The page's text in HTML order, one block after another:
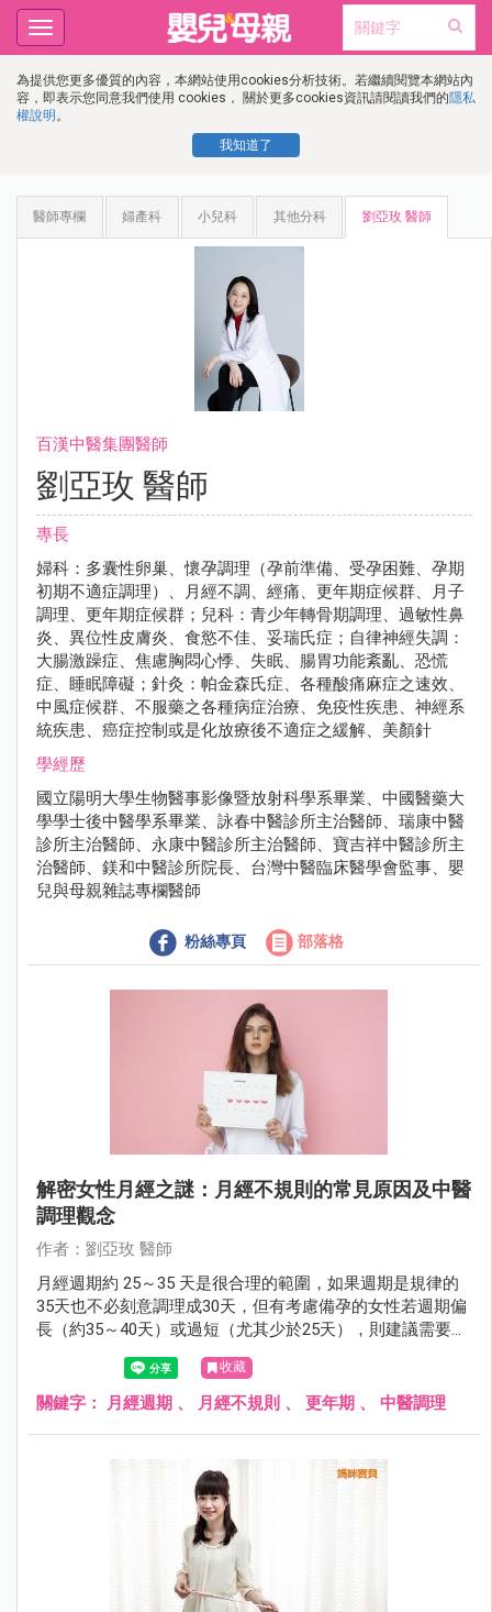
為提供您更多優質的內容，本網站使用cookies分析技術。若繼續閱覽本網站內
容，即表示您同意我們使用 cookies， 關於更多cookies資訊請閱讀我們的隱私
權說明 。
我知道了
Toggle
navigation
醫師專欄 婦產科 小兒科 其他分科 劉亞玫 醫師
百漢中醫集團醫師
劉亞玫 醫師
專長
婦科：多囊性卵巢、懷孕調理（孕前準備、受孕困難、孕期
初期不適症調理）、月經不調、經痛、更年期症候群、月子
調理、更年期症候群；兒科：青少年轉骨期調理、過敏性鼻
炎、異位性皮膚炎、食慾不佳、妥瑞氏症；自律神經失調：
大腸激躁症、焦慮胸悶心悸、失眠、腸胃功能紊亂、恐慌
症、睡眠障礙；針灸：帕金森氏症、各種酸痛麻症之速效、
中風症候群、不服藥之各種病症治療、免疫性疾患、神經系
統疾患、癌症控制或是化放療後不適症之緩解、美顏針
學經歷
國立陽明大學生物醫事影像暨放射科學系畢業、中國醫藥大
學學士後中醫學系畢業、詠春中醫診所主治醫師、瑞康中醫
診所主治醫師、永康中醫診所主治醫師、寶吉祥中醫診所主
治醫師、鎂和中醫診所院長、台灣中醫臨床醫學會監事、嬰
兒與母親雜誌專欄醫師
粉絲專頁 部落格
解密女性月經之謎：月經不規則的常見原因及中醫
調理觀念
作者：劉亞玫 醫師
月經週期約 25～35 天是很合理的範圍，如果週期是規律的
35天也不必刻意調理成30天，但有考慮備孕的女性若週期偏
長（約35～40天）或過短（尤其少於25天），則建議需要積
收藏
關鍵字： 月經週期 、 月經不規則 、 更年期 、 中醫調理